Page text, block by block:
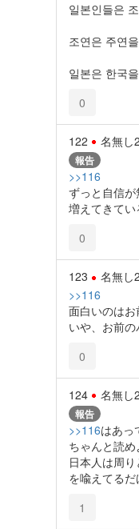
일본인들은
조연은 주연
일본은 한국
0
122 名無し
報告
>>116
ずっと自信
増えてきてい
0
123 名無し
>>116
面白いのは
いや、お前
0
124 名無し
報告
>>116はあっ
ちゃんと読め
日本人は周
を喩えてるだ
1